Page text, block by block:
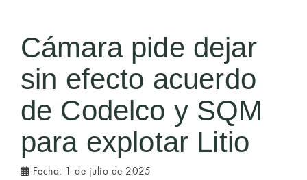
Cámara pide dejar
sin efecto acuerdo
de Codelco y SQM
para explotar Litio
Fecha: 1 de julio de 2025